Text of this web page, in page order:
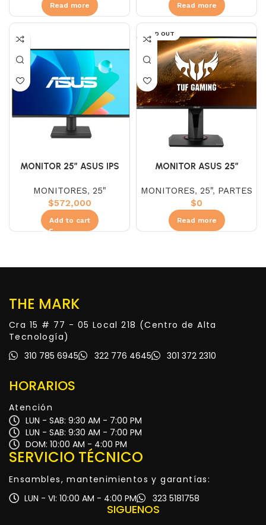
Read more Read more
MONITOR 25″ ASUS IPS
MS
MONITORES, 25"
$572,000
Add to cart
SOLD OUT
MONITOR ASUS 25″
(FHD) 280HZ 1MS
AJUSTABLE
MONITORES, 25", PARTES
$0
Read more
THE MARK
Cra 15 # 77 - 05 Local 218 (Centro de Alta
Tecnología)
310 785 6945
322 776 4645 301 372 2310
HORARIOS
Atención
LUN - SAB: 9:30 AM - 7:00 PM
LUN - SAB: 9:30 AM - 7:00 PM
DOM: 10:00 AM - 4:00 PM
SERVICIO TÉCNICO
Ensambles, mantenimientos y garantías:
LUN - VI: 10:00 AM - 4:00 PM
323 5181758
SIGUENOS